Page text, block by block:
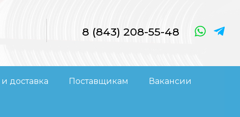
8 (843) 208-55-48
доставка Поставщикам Вакансии